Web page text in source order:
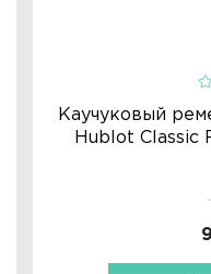
Каучуковый
Hublot Classic